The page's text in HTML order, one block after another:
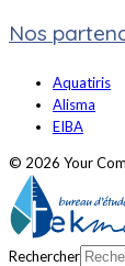
Nos
Aquatiris
Alisma
EIBA
© 2026 Your
Rechercher